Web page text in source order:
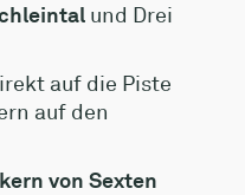
und Drei
auf die Piste
auf den
von Sexten